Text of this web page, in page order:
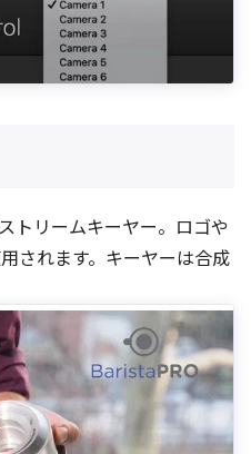
トリームキーヤー。ロゴや
されます。キーヤーは合成